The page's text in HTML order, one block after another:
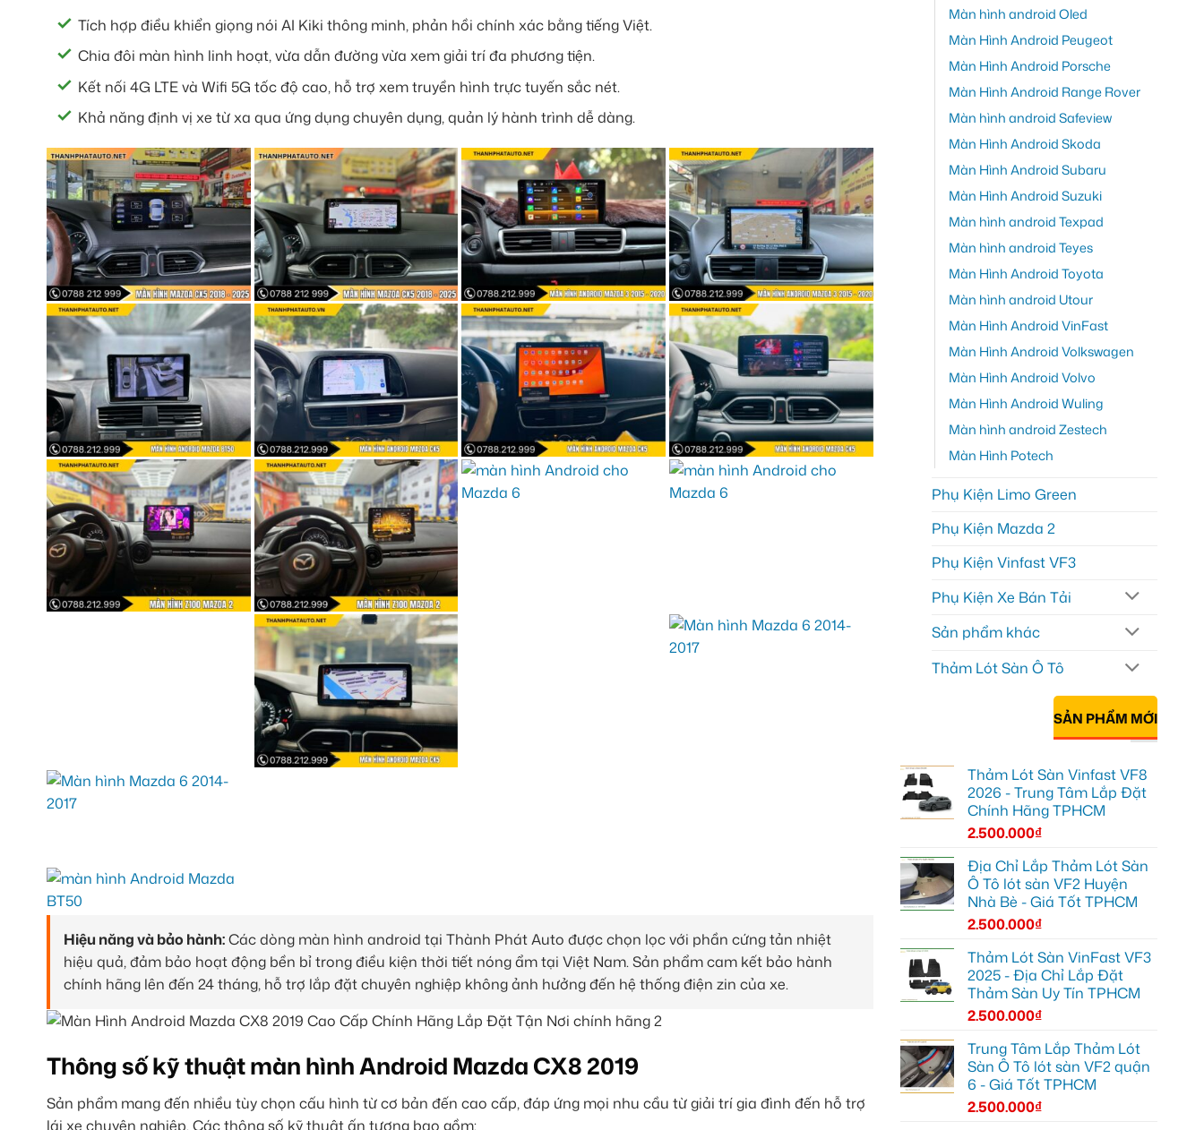
Tích hợp điều khiển giọng nói AI Kiki thông minh, phản hồi chính xác bằng tiếng Việt.
Chia đôi màn hình linh hoạt, vừa dẫn đường vừa xem giải trí đa phương tiện.
Kết nối 4G LTE và Wifi 5G tốc độ cao, hỗ trợ xem truyền hình trực tuyến sắc nét.
Khả năng định vị xe từ xa qua ứng dụng chuyên dụng, quản lý hành trình dễ dàng.
Hiệu năng và bảo hành:Các dòng màn hình android tại Thành Phát Auto được chọn lọc với phần cứng tản nhiệt
hiệu quả, đảm bảo hoạt động bền bỉ trong điều kiện thời tiết nóng ẩm tại Việt Nam. Sản phẩm cam kết bảo hành
chính hãng lên đến 24 tháng, hỗ trợ lắp đặt chuyên nghiệp không ảnh hưởng đến hệ thống điện zin của xe.
Thông số kỹ thuật màn hình Android Mazda CX8 2019
Sản phẩm mang đến nhiều tùy chọn cấu hình từ cơ bản đến cao cấp, đáp ứng mọi nhu cầu từ giải trí gia đình đến hỗ trợ
lái xe chuyên nghiệp. Các thông số kỹ thuật ấn tượng bao gồm:
Màn hình android Oled
Màn Hình Android Peugeot
Màn Hình Android Porsche
Màn Hình Android Range Rover
Màn hình android Safeview
Màn Hình Android Skoda
Màn Hình Android Subaru
Màn Hình Android Suzuki
Màn hình android Texpad
Màn hình android Teyes
Màn Hình Android Toyota
Màn hình android Utour
Màn Hình Android VinFast
Màn Hình Android Volkswagen
Màn Hình Android Volvo
Màn Hình Android Wuling
Màn hình android Zestech
Màn Hình Potech
Phụ Kiện Limo Green
Phụ Kiện Mazda 2
Phụ Kiện Vinfast VF3
Phụ Kiện Xe Bán Tải
Sản phẩm khác
Thảm Lót Sàn Ô Tô
SẢN PHẨM MỚI
Thảm Lót Sàn Vinfast VF8
2026 - Trung Tâm Lắp Đặt
Chính Hãng TPHCM
2.500.000₫
Địa Chỉ Lắp Thảm Lót Sàn
Ô Tô lót sàn VF2 Huyện
Nhà Bè - Giá Tốt TPHCM
2.500.000₫
Thảm Lót Sàn VinFast VF3
2025 - Địa Chỉ Lắp Đặt
Thảm Sàn Uy Tín TPHCM
2.500.000₫
Trung Tâm Lắp Thảm Lót
Sàn Ô Tô lót sàn VF2 quận
6 - Giá Tốt TPHCM
2.500.000₫